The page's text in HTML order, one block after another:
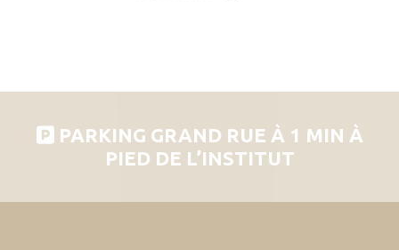
PARKING GRAND RUE À 1 MIN À
PIED DE L’INSTITUT